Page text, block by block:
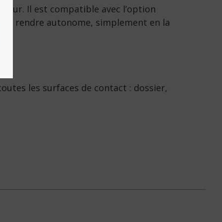
Il est compatible avec l’option
rendre autonome, simplement en la
les surfaces de contact : dossier,